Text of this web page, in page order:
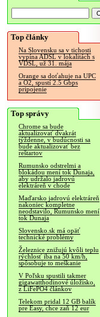
Top články
Na Slovensku sa v tichosti
vypína ADSL v lokalitách s
VDSL, už 31. mája
Orange sa doťahuje na UPC
a O2, spustí 2.5 Gbps
pripojenie
Top správy
Chrome sa bude
aktualizovať dvakrát
týždenne, v budúcnosti sa
bude aktualizovať bez
reštartov
Rumunsko odstrelmi a
blokádou mení tok Dunaja,
aby udržalo jadrovú
elektráreň v chode
Maďarsko jadrovú elektráreň
nakoniec kompletne
neodstavilo, Rumunsko mení
tok Dunaja
Slovensko.sk má opäť
technické problémy
Železnice znižujú kvôli teplu
rýchlosť iba na 50 km/h,
spôsobuje to meškanie
V Poľsku spustili takmer
gigawatthodinové úložisko,
z LiFePO4 článkov
Telekom pridal 12 GB balík
pre Easy, chce zaň 12 eur